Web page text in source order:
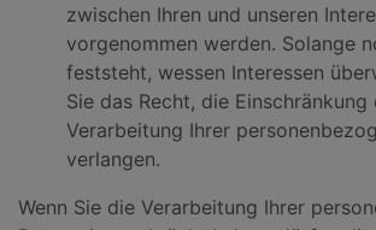
zwischen Ihren und unseren
vorgenommen werden. Solange
feststeht, wessen Interessen
Sie das Recht, die Einschränkung
Verarbeitung Ihrer
verlangen.
Wenn Sie die Verarbeitung Ihrer